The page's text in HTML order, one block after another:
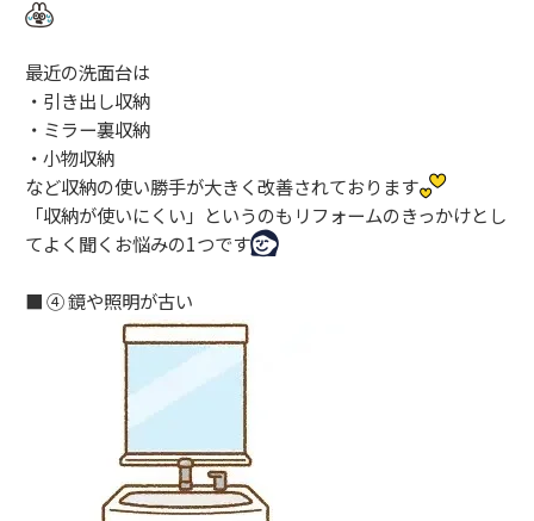
最近の洗面台は
・引き出し収納
・ミラー裏収納
・小物収納
など収納の使い勝手が大きく改善されております
「収納が使いにくい」というのもリフォームのきっかけとし
てよく聞くお悩みの1つです
■ ④ 鏡や照明が古い